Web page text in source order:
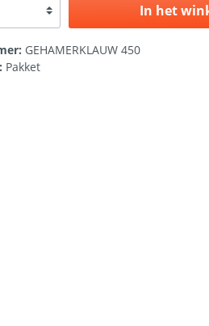
In het
GEHAMERKLAUW 450
Pakket